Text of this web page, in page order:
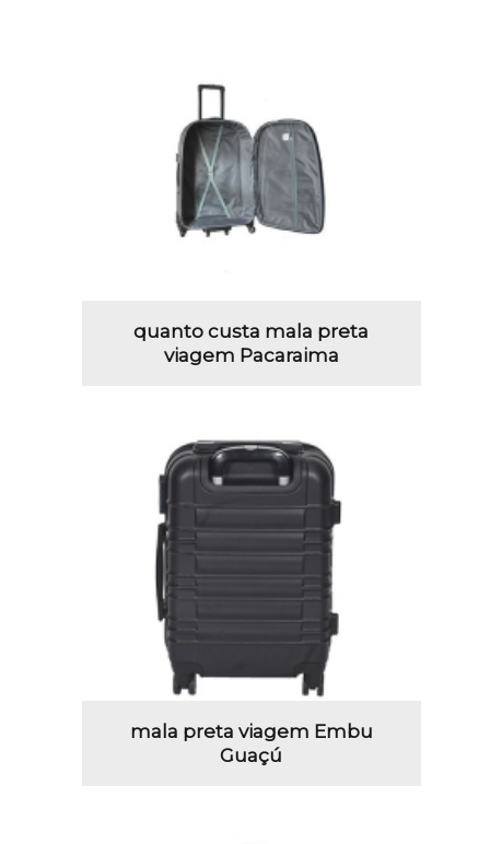
quanto custa mala preta
viagem Pacaraima
mala preta viagem Embu
Guaçú